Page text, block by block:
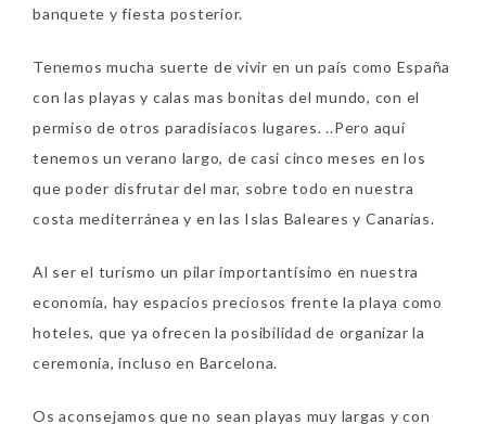
banquete y fiesta posterior.
Tenemos mucha suerte de vivir en un país como España
con las playas y calas mas bonitas del mundo, con el
permiso de otros paradisiacos lugares. ..Pero aquí
tenemos un verano largo, de casi cinco meses en los
que poder disfrutar del mar, sobre todo en nuestra
costa mediterránea y en las Islas Baleares y Canarias.
Al ser el turismo un pilar importantísimo en nuestra
economía, hay espacios preciosos frente la playa como
hoteles, que ya ofrecen la posibilidad de organizar la
ceremonia, incluso en Barcelona.
Os aconsejamos que no sean playas muy largas y con